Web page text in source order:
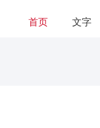
首页 文字